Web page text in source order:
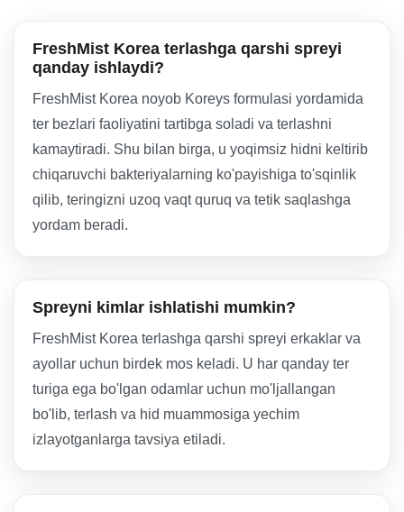
FreshMist Korea terlashga qarshi spreyi
qanday ishlaydi?
FreshMist Korea noyob Koreys formulasi yordamida
ter bezlari faoliyatini tartibga soladi va terlashni
kamaytiradi. Shu bilan birga, u yoqimsiz hidni keltirib
chiqaruvchi bakteriyalarning ko'payishiga to'sqinlik
qilib, teringizni uzoq vaqt quruq va tetik saqlashga
yordam beradi.
Spreyni kimlar ishlatishi mumkin?
FreshMist Korea terlashga qarshi spreyi erkaklar va
ayollar uchun birdek mos keladi. U har qanday ter
turiga ega bo'lgan odamlar uchun mo'ljallangan
bo'lib, terlash va hid muammosiga yechim
izlayotganlarga tavsiya etiladi.